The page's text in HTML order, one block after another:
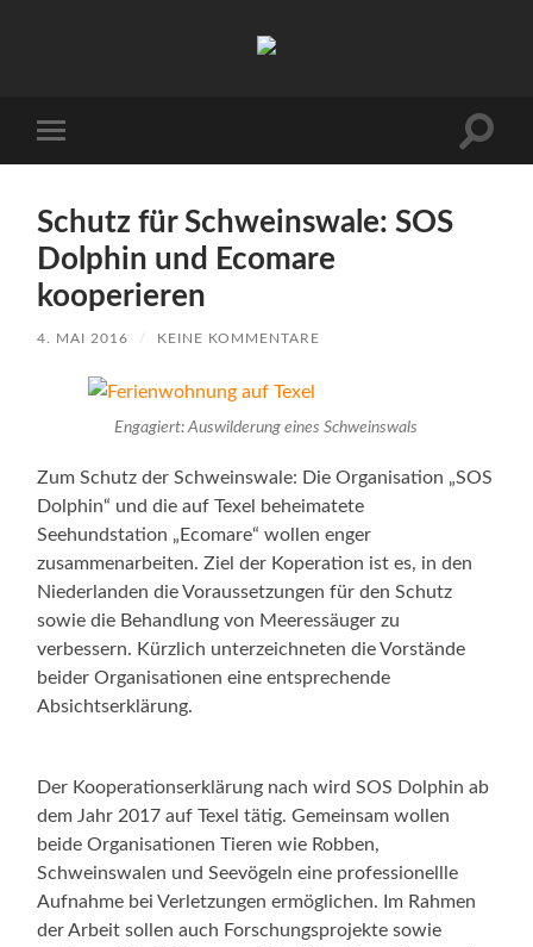
Familie
Menü
Schutz für Schweinswale: SOS
Dolphin und Ecomare
kooperieren
4. MAI 2016 / KEINE KOMMENTARE
Engagiert: Auswilderung eines Schweinswals
Zum Schutz der Schweinswale: Die Organisation „SOS
Dolphin“ und die auf Texel beheimatete
Seehundstation „Ecomare“ wollen enger
zusammenarbeiten. Ziel der Koperation ist es, in den
Niederlanden die Voraussetzungen für den Schutz
sowie die Behandlung von Meeressäuger zu
verbessern. Kürzlich unterzeichneten die Vorstände
beider Organisationen eine entsprechende
Absichtserklärung.
Der Kooperationserklärung nach wird SOS Dolphin ab
dem Jahr 2017 auf Texel tätig. Gemeinsam wollen
beide Organisationen Tieren wie Robben,
Schweinswalen und Seevögeln eine professionellle
Aufnahme bei Verletzungen ermöglichen. Im Rahmen
der Arbeit sollen auch Forschungsprojekte sowie